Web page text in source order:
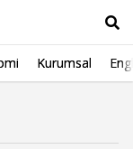
Kurumsal